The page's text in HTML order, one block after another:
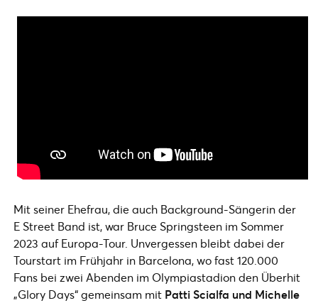
Mit seiner Ehefrau, die auch Background-Sängerin der
E Street Band ist, war Bruce Springsteen im Sommer
2023 auf Europa-Tour. Unvergessen bleibt dabei der
Tourstart im Frühjahr in Barcelona, wo fast 120.000
Fans bei zwei Abenden im Olympiastadion den Überhit
„Glory Days“ gemeinsam mit Patti Scialfa und Michelle